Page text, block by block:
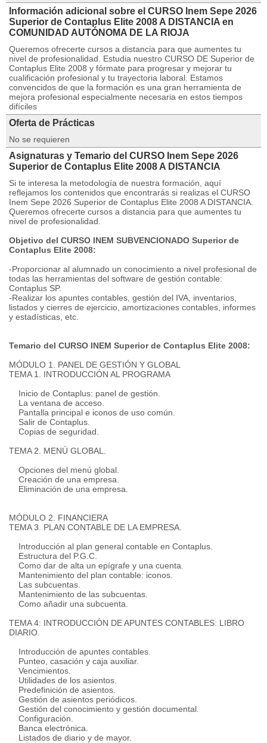
Información adicional sobre el CURSO Inem Sepe 2026
Superior de Contaplus Elite 2008 A DISTANCIA en
COMUNIDAD AUTÓNOMA DE LA RIOJA
Queremos ofrecerte cursos a distancia para que aumentes tu
nivel de profesionalidad. Estudia nuestro CURSO DE Superior de
Contaplus Elite 2008 y fórmate para progresar y mejorar tu
cualificación profesional y tu trayectoria laboral. Estamos
convencidos de que la formación es una gran herramienta de
mejora profesional especialmente necesaria en estos tiempos
difíciles
Oferta de Prácticas
No se requieren
Asignaturas y Temario del CURSO Inem Sepe 2026
Superior de Contaplus Elite 2008 A DISTANCIA
Si te interesa la metodología de nuestra formación, aquí
reflejamos los contenidos que encontrarás si realizas el CURSO
Inem Sepe 2026 Superior de Contaplus Elite 2008 A DISTANCIA.
Queremos ofrecerte cursos a distancia para que aumentes tu
nivel de profesionalidad.
Objetivo del CURSO INEM SUBVENCIONADO Superior de
Contaplus Elite 2008:
-Proporcionar al alumnado un conocimiento a nivel profesional de
todas las herramientas del software de gestión contable:
Contaplus SP.
-Realizar los apuntes contables, gestión del IVA, inventarios,
listados y cierres de ejercicio, amortizaciones contables, informes
y estadísticas, etc.
Temario del CURSO INEM Superior de Contaplus Elite 2008:
MÓDULO 1. PANEL DE GESTIÓN Y GLOBAL
TEMA 1. INTRODUCCIÓN AL PROGRAMA
Inicio de Contaplus: panel de gestión.
La ventana de acceso.
Pantalla principal e iconos de uso común.
Salir de Contaplus.
Copias de seguridad.
TEMA 2. MENÚ GLOBAL.
Opciones del menú global.
Creación de una empresa.
Eliminación de una empresa.
MÓDULO 2. FINANCIERA
TEMA 3. PLAN CONTABLE DE LA EMPRESA.
Introducción al plan general contable en Contaplus.
Estructura del P.G.C.
Como dar de alta un epígrafe y una cuenta.
Mantenimiento del plan contable: iconos.
Las subcuentas.
Mantenimiento de las subcuentas.
Como añadir una subcuenta.
TEMA 4: INTRODUCCIÓN DE APUNTES CONTABLES: LIBRO
DIARIO.
Introducción de apuntes contables.
Punteo, casación y caja auxiliar.
Vencimientos.
Utilidades de los asientos.
Predefinición de asientos.
Gestión de asientos periódicos.
Gestión del conocimiento y gestión documental.
Configuración.
Banca electrónica.
Listados de diario y de mayor.